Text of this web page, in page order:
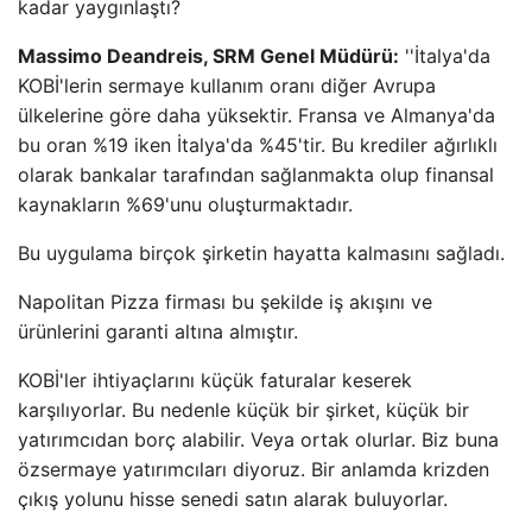
kadar yaygınlaştı?
Massimo Deandreis, SRM Genel Müdürü: ''İtalya'da
KOBİ'lerin sermaye kullanım oranı diğer Avrupa
ülkelerine göre daha yüksektir. Fransa ve Almanya'da
bu oran %19 iken İtalya'da %45'tir. Bu krediler ağırlıklı
olarak bankalar tarafından sağlanmakta olup finansal
kaynakların %69'unu oluşturmaktadır.
Bu uygulama birçok şirketin hayatta kalmasını sağladı.
Napolitan Pizza firması bu şekilde iş akışını ve
ürünlerini garanti altına almıştır.
KOBİ'ler ihtiyaçlarını küçük faturalar keserek
karşılıyorlar. Bu nedenle küçük bir şirket, küçük bir
yatırımcıdan borç alabilir. Veya ortak olurlar. Biz buna
özsermaye yatırımcıları diyoruz. Bir anlamda krizden
çıkış yolunu hisse senedi satın alarak buluyorlar.